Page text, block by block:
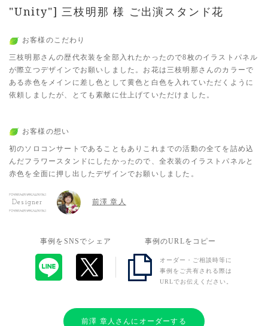
"Unity"] 三枝明那 様 ご出演スタンド花
お客様のこだわり
三枝明那さんの歴代衣装を全部入れたかったので8枚のイラストパネル
が際立つデザインでお願いしました。お花は三枝明那さんのカラーで
ある赤色をメインに差し色として黄色と白色を入れていただくように
依頼しましたが、とても素敵に仕上げていただけました。
お客様の想い
初のソロコンサートであることもありこれまでの活動の全てを詰め込
んだフラワースタンドにしたかったので、全衣装のイラストパネルと
赤色を全面に押し出したデザインでお願いしました。
Designer 前澤 章人
事例をSNSでシェア 事例のURLをコピー
オーダー・ご相談時等に
事例をご共有される際は
URLでお伝えください。
前澤 章人さんにオーダーする